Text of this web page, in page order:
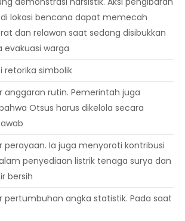
lokasi bencana dapat memecah
dan relawan saat sedang disibukkan
evakuasi warga
retorika simbolik
anggaran rutin. Pemerintah juga
Otsus harus dikelola secara
perayaan. Ia juga menyoroti kontribusi
penyediaan listrik tenaga surya dan
bersih
pertumbuhan angka statistik. Pada saat